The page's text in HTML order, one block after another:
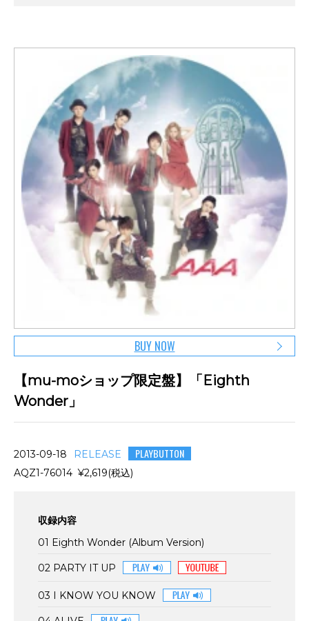
BUY NOW
【mu-moショップ限定盤】「Eighth
Wonder」
2013-09-18 RELEASE PLAYBUTTON
AQZ1-76014 ¥2,619(税込)
収録内容
01 Eighth Wonder (Album Version)
02 PARTY IT UP
03 I KNOW YOU KNOW